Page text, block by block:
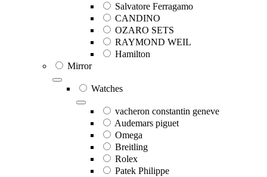
Salvatore Ferragamo
CANDINO
OZARO SETS
RAYMOND WEIL
Hamilton
Mirror
Watches
vacheron constantin geneve
Audemars piguet
Omega
Breitling
Rolex
Patek Philippe